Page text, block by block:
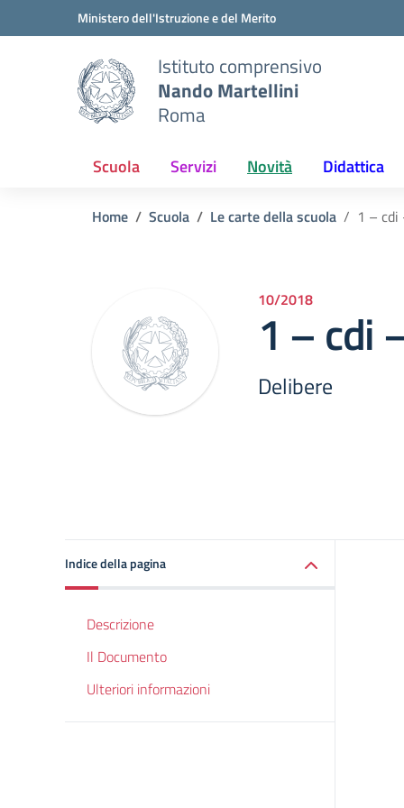
Vai ai contenuti
Vai al menu di navigazioneMinistero dell'Istruzione e del Merito
Istituto comprensivo
Nando Martellini
Roma
Scuola Servizi Novità Didattica
Home Scuola Le carte della scuola 1 – cdi
10/2018
1 – cdi
Delibere
Indice della pagina
Descrizione
Il Documento
Ulteriori informazioni